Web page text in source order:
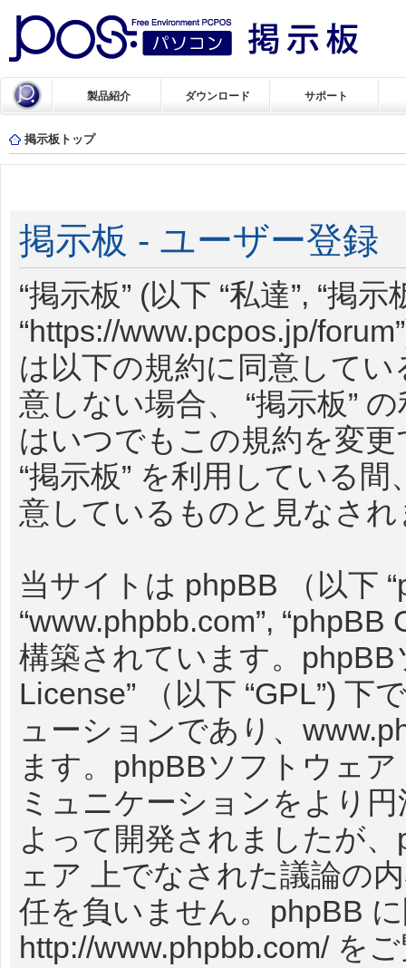
製品紹介 ダウンロード サポート
掲示板トップ
掲示板 - ユーザー登録
“掲示板” (以下 “私達”, “掲示
“https://www.pcpos.jp/
は以下の規約に同意して
意しない場合、 “掲示板”
はいつでもこの規約を変
“掲示板” を利用している
意しているものと見なされ
当サイトは phpBB （以下
“www.phpbb.com”, “phpBB
構築されています。phpBB
License” （以下 “GPL”)
ューションであり、
ます。phpBBソフトウェ
ミュニケーションをより
よって開発されましたが
ェア 上でなされた議論の
任を負いません。phpBB
http://www.phpbb.com/をご